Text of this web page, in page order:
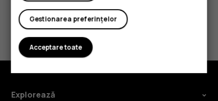
Considerați utile aceste informații?
Da Nu
Explorează
Gestionarea preferințelor
Acceptare toate